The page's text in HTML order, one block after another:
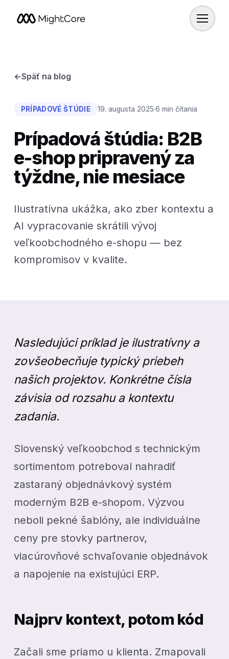
←Späť na blog
PRÍPADOVÉ ŠTÚDIE 19. augusta 2025·6 min čítania
Prípadová štúdia: B2B
e-shop pripravený za
týždne, nie mesiace
Ilustratívna ukážka, ako zber kontextu a
AI vypracovanie skrátili vývoj
veľkoobchodného e-shopu — bez
kompromisov v kvalite.
Nasledujúci príklad je ilustratívny a
zovšeobecňuje typický priebeh
našich projektov. Konkrétne čísla
závisia od rozsahu a kontextu
zadania.
Slovenský veľkoobchod s technickým
sortimentom potreboval nahradiť
zastaraný objednávkový systém
moderným B2B e-shopom. Výzvou
neboli pekné šablóny, ale individuálne
ceny pre stovky partnerov,
viacúrovňové schvaľovanie objednávok
a napojenie na existujúci ERP.
Najprv kontext, potom kód
Začali sme priamo u klienta. Zmapovali